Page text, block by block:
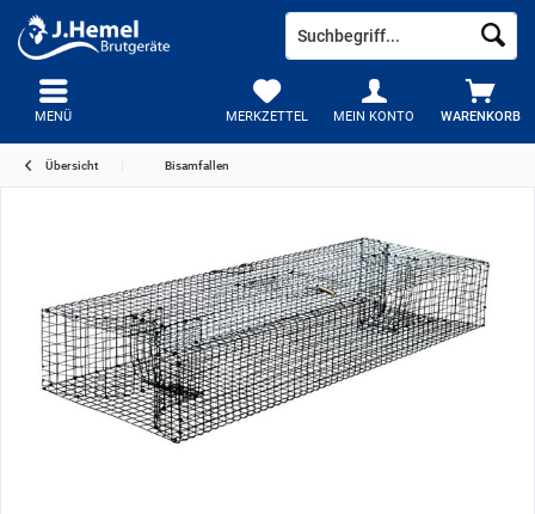
WARENKORB
MERKZETTEL MEIN KONTO
MENÜ
Übersicht Bisamfallen